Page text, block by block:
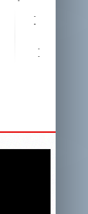
-
-
-
-